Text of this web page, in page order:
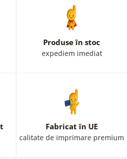
Produse în stoc
expediem imediat
Fabricat în UE
calitate de imprimare premium